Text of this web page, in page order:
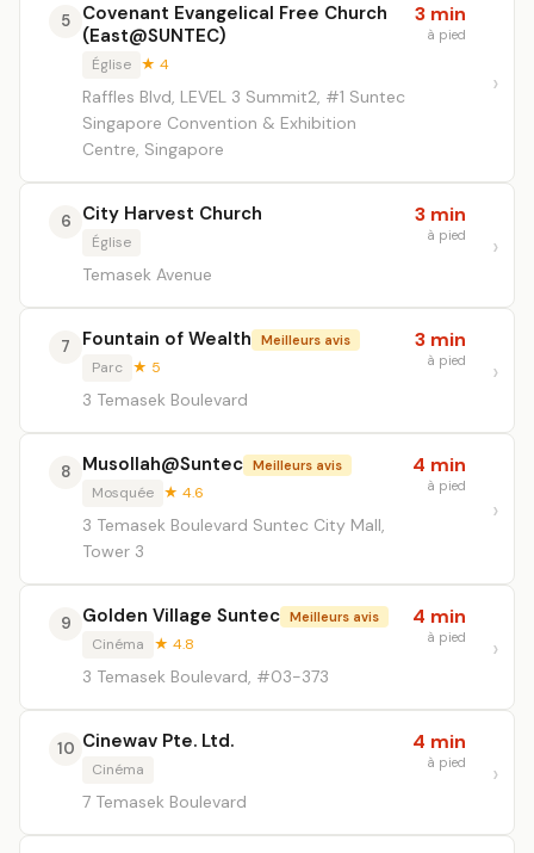
5
Covenant Evangelical Free Church
(East@SUNTEC)
Église ★ 4
Raffles Blvd, LEVEL 3 Summit2, #1 Suntec
Singapore Convention & Exhibition
Centre, Singapore
3 min
à pied
6 City Harvest Church
Église
Temasek Avenue
3 min
à pied
7 Fountain of Wealth Meilleurs avis
Parc ★ 5
3 Temasek Boulevard
3 min
à pied
8 Musollah@Suntec Meilleurs avis
Mosquée ★ 4.6
3 Temasek Boulevard Suntec City Mall,
Tower 3
4 min
à pied
9 Golden Village Suntec Meilleurs avis
Cinéma ★ 4.8
3 Temasek Boulevard, #03-373
4 min
à pied
10 Cinewav Pte. Ltd.
Cinéma
7 Temasek Boulevard
4 min
à pied